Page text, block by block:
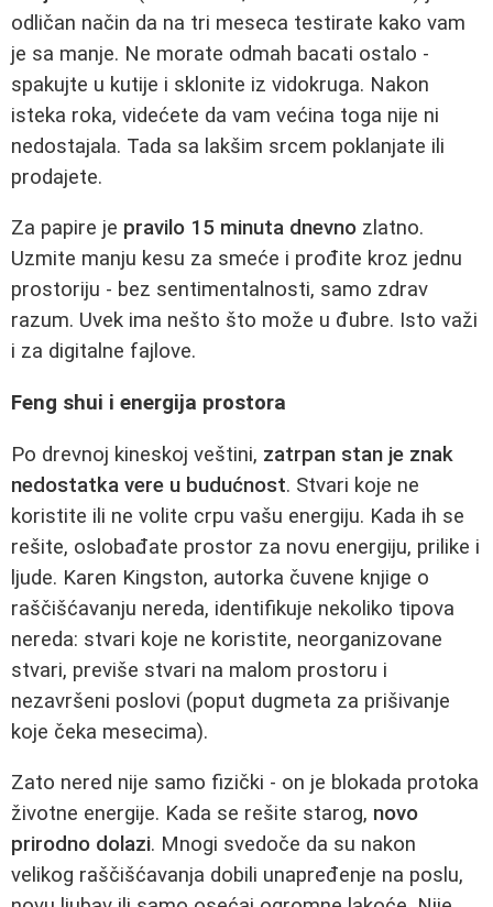
odličan način da na tri meseca testirate kako vam
je sa manje. Ne morate odmah bacati ostalo -
spakujte u kutije i sklonite iz vidokruga. Nakon
isteka roka, videćete da vam većina toga nije ni
nedostajala. Tada sa lakšim srcem poklanjate ili
prodajete.
Za papire je pravilo 15 minuta dnevno zlatno.
Uzmite manju kesu za smeće i prođite kroz jednu
prostoriju - bez sentimentalnosti, samo zdrav
razum. Uvek ima nešto što može u đubre. Isto važi
i za digitalne fajlove.
Feng shui i energija prostora
Po drevnoj kineskoj veštini, zatrpan stan je znak
nedostatka vere u budućnost. Stvari koje ne
koristite ili ne volite crpu vašu energiju. Kada ih se
rešite, oslobađate prostor za novu energiju, prilike i
ljude. Karen Kingston, autorka čuvene knjige o
raščišćavanju nereda, identifikuje nekoliko tipova
nereda: stvari koje ne koristite, neorganizovane
stvari, previše stvari na malom prostoru i
nezavršeni poslovi (poput dugmeta za prišivanje
koje čeka mesecima).
Zato nered nije samo fizički - on je blokada protoka
životne energije. Kada se rešite starog, novo
prirodno dolazi. Mnogi svedoče da su nakon
velikog raščišćavanja dobili unapređenje na poslu,